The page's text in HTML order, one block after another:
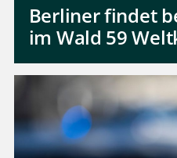
Berliner findet
im Wald 59